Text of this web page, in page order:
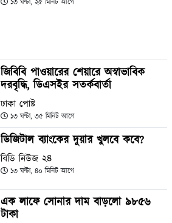
১৩ ঘণ্টা, ২৫ মিনিট আগে
জিবিবি পাওয়ারের শেয়ারে অস্বাভাবিক
দরবৃদ্ধি, ডিএসইর সতর্কবার্তা
ঢাকা পোষ্ট
১৩ ঘণ্টা, ৩৫ মিনিট আগে
ডিজিটাল ব্যাংকের দুয়ার খুলবে কবে?
বিডি নিউজ ২৪
১৩ ঘণ্টা, ৪০ মিনিট আগে
এক লাফে সোনার দাম বাড়লো ৯৮৫৬
টাকা